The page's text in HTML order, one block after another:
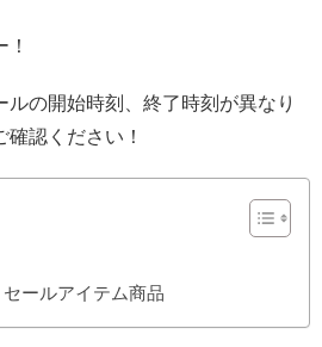
の開始時刻、終了時刻が異なり
認ください！
ールアイテム商品